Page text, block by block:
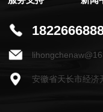
安徽省天长市经济